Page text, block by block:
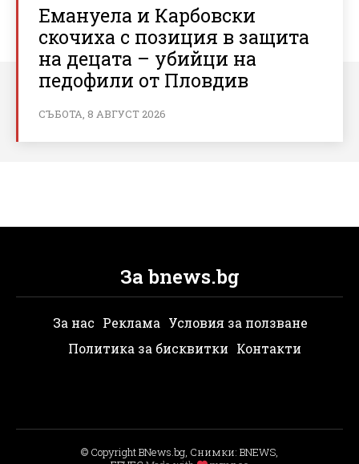
Емануела и Карбовски
скочиха с позиция в защита
на децата – убийци на
педофили от Пловдив
СЪБОТА, 8 АВГУСТ 2026
За bnews.bg
За нас Реклама Условия за ползване
Политика за бисквитки Контакти
© Copyright BNews.bg, Снимки: BNEWS,